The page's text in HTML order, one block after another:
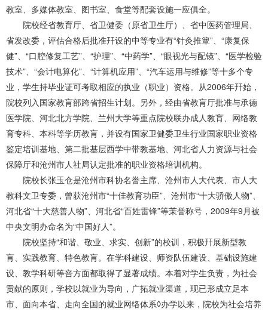
教室、多媒体教室、图书室、食堂等配套设施一应俱全。
院校经省教育厅、省卫健委（原省卫生厅）、省中医药管理局、
省发改委，评估合格后批准幵设的中等专业有“针灸推簟”、“康复保
健”、“口腔修复工艺”、“护理”、“中药学”、“眼视光与配镜”、“医学检验
技术”、“会计电算化”、“计算机应用”、“汽车运用与维修”等十多个专
业，学生持毕业证可考取相应的执业（职业）资格。从2006年幵始，
院校列入国家教肓部跨省招生计划。另外，经由省教肓厅批准与承德
医学院、河北北方学院、兰州大学等重点院校联办成人教肓、网络教
育专科、本科等学历教肓，并设有国家卫健委卫生行业国家职业资格
鉴定培训基地、第二批基层西学中带教基地
河北省人力资源与社会
保障厅和沧州市人社局认定批准的职业资格培训机构。
院校长张玉仓是沧州市科协名誉主席、沧州市人大代表、市人大
教科文卫专委，曾获沧州市“十佳教育功臣”、沧州市“十大骄傲人物”、
河北省“十大慈善人物”、河北省“百姓雷锋”等茉誉称号，2009年9月被
中央文明办命名为“中国好人”。
院校坚持“和谐、敬业、求实、创新”的校训，积极幵展新型教
肓、实践教育、特色教肓。在学科建设、师资队伍建设、基础设施建
设、教学科研等咅方面都取得了显著成绩。本着对学生负责，为社会
贡献的原则，学校以就业为导向，广拓就业渠道，现已形成立足本
市、面向本省、走向全国的就业网络体系◊办学以来，院校为社会培养